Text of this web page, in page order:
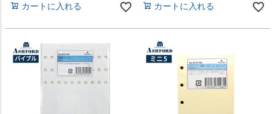
カートに入れる カートに入れる